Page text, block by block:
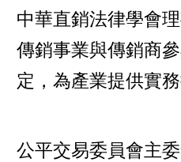
中華直銷法律學會
傳銷事業與傳銷商
定，為產業提供實務
公平交易委員會主